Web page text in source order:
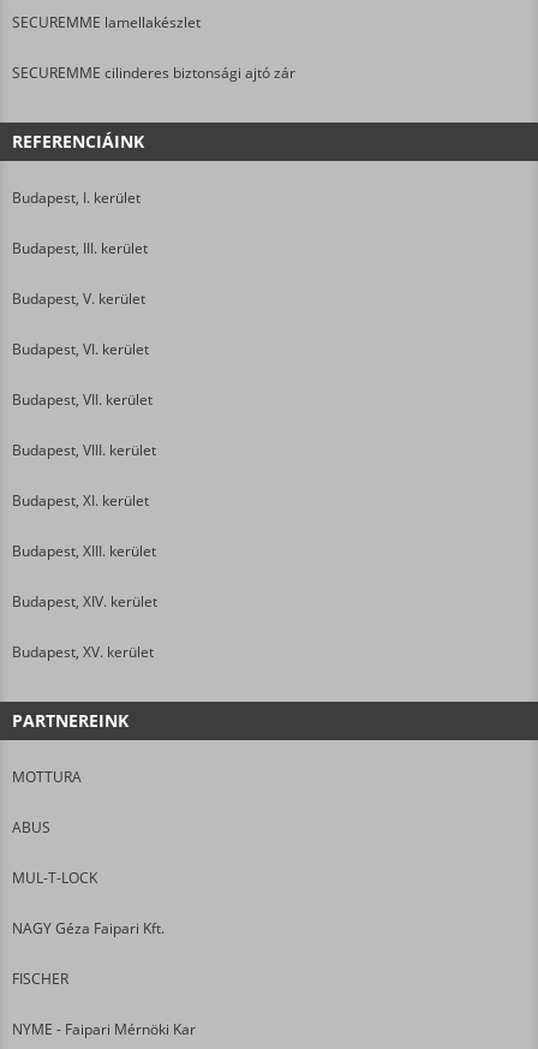
SECUREMME lamellakészlet
SECUREMME cilinderes biztonsági ajtó zár
REFERENCIÁINK
Budapest, I. kerület
Budapest, III. kerület
Budapest, V. kerület
Budapest, VI. kerület
Budapest, VII. kerület
Budapest, VIII. kerület
Budapest, XI. kerület
Budapest, XIII. kerület
Budapest, XIV. kerület
Budapest, XV. kerület
PARTNEREINK
MOTTURA
ABUS
MUL-T-LOCK
NAGY Géza Faipari Kft.
FISCHER
NYME - Faipari Mérnöki Kar